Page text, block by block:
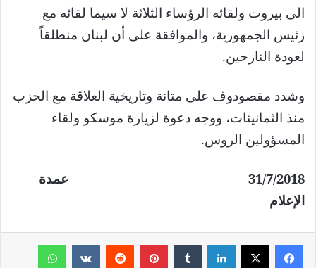
الى بيروت ولقائه الرؤساء الثلاثة لا سيما لقائه مع
رئيس الجمهورية، والموافقة على أن لبنان منطلقاً
لعودة النازحين.
وشدد مقصودوف على متانة وتاريخية العلاقة مع الحزب
منذ الثمانينات، ووجه دعوة لزيارة موسكو ولقاء
المسؤولين الروس.
31/7/2018 عمدة
الإعلام
فيسبوك لينكدإن بينتيريست